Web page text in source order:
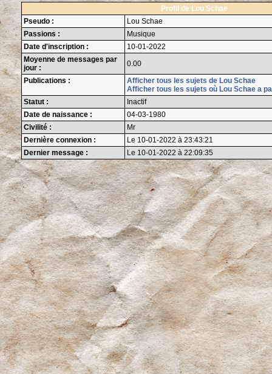
Profil de Lou Schae
Pseudo :
Lou Schae
Passions :
Musique
Date d'inscription :
10-01-2022
Moyenne de messages par
jour :
0.00
Publications :
Afficher tous les sujets de Lou Schae
Afficher tous les sujets où Lou Schae a
Statut :
Inactif
Date de naissance :
04-03-1980
Civilité :
Mr
Dernière connexion :
Le 10-01-2022 à 23:43:21
Dernier message :
Le 10-01-2022 à 22:09:35